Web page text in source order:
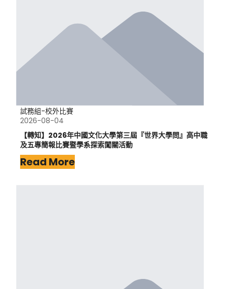
試務組-校外比賽
2026-08-04
【轉知】2026年中國文化大學第三屆『世界大學問』高中職
及五專簡報比賽暨學系探索闖關活動
Read More